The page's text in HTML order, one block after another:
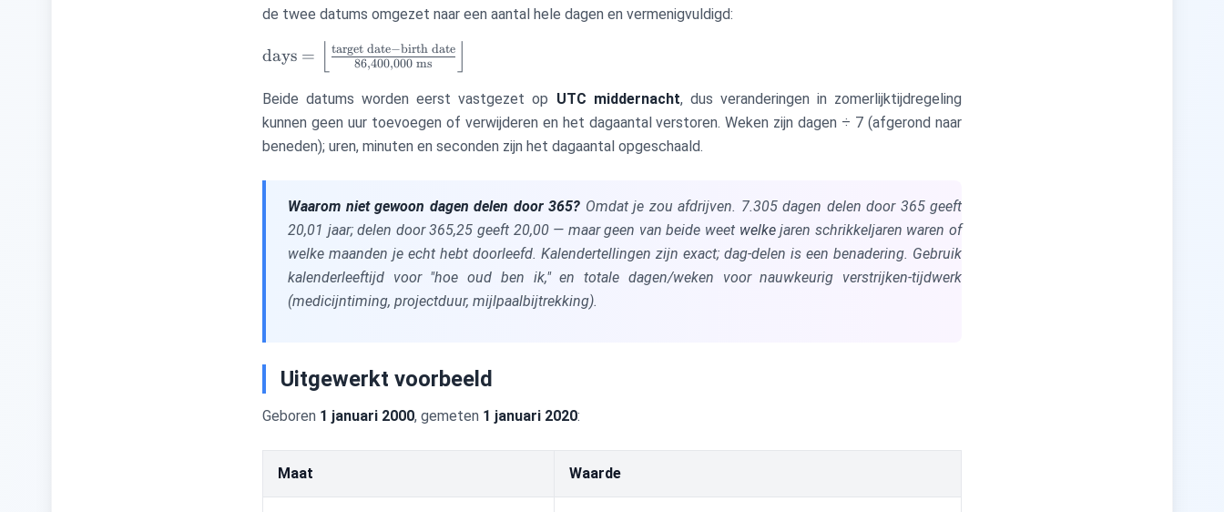
de twee datums omgezet naar een aantal hele dagen en vermenigvuldigd:
\text{days} =
\left\lfloor
\frac{\text{target
date} -
\text{birth
date}}
{86{,}400{,}000
\text{ ms}}
days = 86,400,000 ms
target date−birth date
Beide datums worden eerst vastgezet op UTC middernacht, dus veranderingen in zomerlijktijdregeling
kunnen geen uur toevoegen of verwijderen en het dagaantal verstoren. Weken zijn dagen ÷ 7 (afgerond naar
beneden); uren, minuten en seconden zijn het dagaantal opgeschaald.
Waarom niet gewoon dagen delen door 365? Omdat je zou afdrijven. 7.305 dagen delen door 365 geeft
20,01 jaar; delen door 365,25 geeft 20,00 — maar geen van beide weet welkejaren schrikkeljaren waren of
welke maanden je echt hebt doorleefd. Kalendertellingen zijn exact; dag-delen is een benadering. Gebruik
kalenderleeftijd voor "hoe oud ben ik," en totale dagen/weken voor nauwkeurig verstrijken-tijdwerk
(medicijntiming, projectduur, mijlpaalbijtrekking).
Uitgewerkt voorbeeld
Geboren 1 januari 2000, gemeten 1 januari 2020:
Maat Waarde